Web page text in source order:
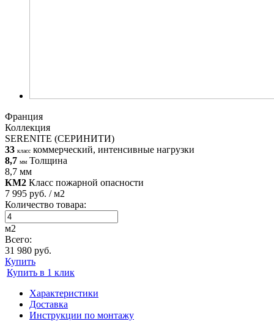
Франция
Коллекция
SERENITE (CЕРИНИТИ)
33 класс коммерческий, интенсивные нагрузки
8,7 мм Толщина
8,7 мм
КМ2 Класс пожарной опасности
7 995 руб. / м2
Количество товара:
м2
Всего:
31 980 руб.
Купить
Купить в 1 клик
Характеристики
Доставка
Инструкции по монтажу